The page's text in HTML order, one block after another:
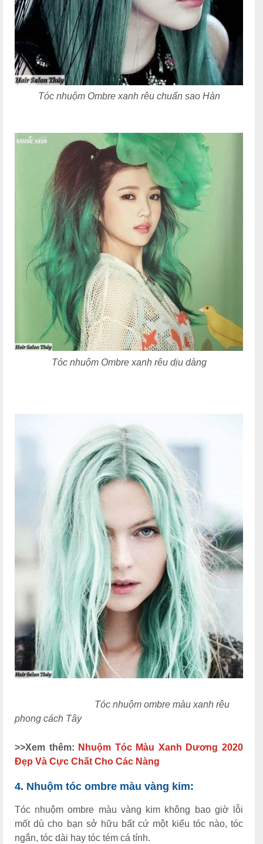
Tóc nhuộm Ombre xanh rêu chuẩn sao Hàn
Tóc nhuộm Ombre xanh rêu dịu dàng
Tóc nhuộm ombre màu xanh rêu
phong cách Tây
>>Xem thêm: Nhuộm Tóc Màu Xanh Dương 2020
Đẹp Và Cực Chất Cho Các Nàng
4. Nhuộm tóc ombre màu vàng kim:
Tóc nhuộm ombre màu vàng kim không bao giờ lỗi
mốt dù cho bạn sở hữu bất cứ một kiểu tóc nào, tóc
ngắn, tóc dài hay tóc tém cá tính.